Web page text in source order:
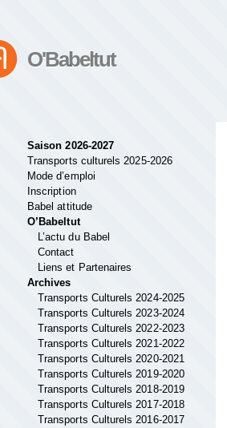
O'Babeltut
Saison 2026-2027
Transports culturels 2025-2026
Mode d’emploi
Inscription
Babel attitude
O’Babeltut
L’actu du Babel
Contact
Liens et Partenaires
Archives
Transports Culturels 2024-2025
Transports Culturels 2023-2024
Transports Culturels 2022-2023
Transports Culturels 2021-2022
Transports Culturels 2020-2021
Transports Culturels 2019-2020
Transports Culturels 2018-2019
Transports Culturels 2017-2018
Transports Culturels 2016-2017